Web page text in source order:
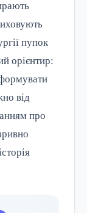
пупок
орієнтир:
від
про